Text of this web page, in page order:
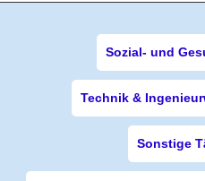
Sozial- und
Technik &
Sonstige